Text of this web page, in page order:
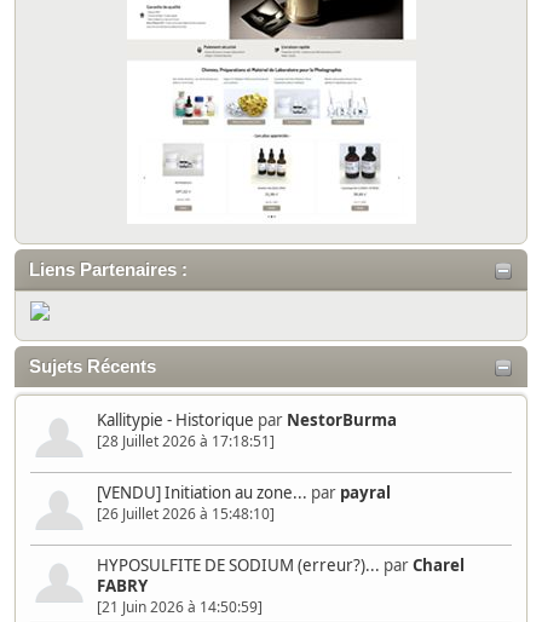
Liens Partenaires :
Sujets Récents
Kallitypie - Historique par NestorBurma
[28 Juillet 2026 à 17:18:51]
[VENDU] Initiation au zone... par payral
[26 Juillet 2026 à 15:48:10]
HYPOSULFITE DE SODIUM (erreur?)... parCharel
FABRY
[21 Juin 2026 à 14:50:59]